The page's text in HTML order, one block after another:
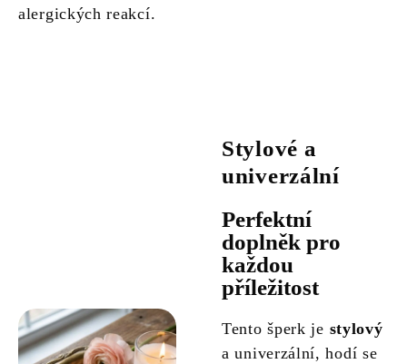
alergických reakcí.
Stylové a
univerzální
Perfektní
doplněk pro
každou
příležitost
Tento šperk je stylový
a univerzální, hodí se